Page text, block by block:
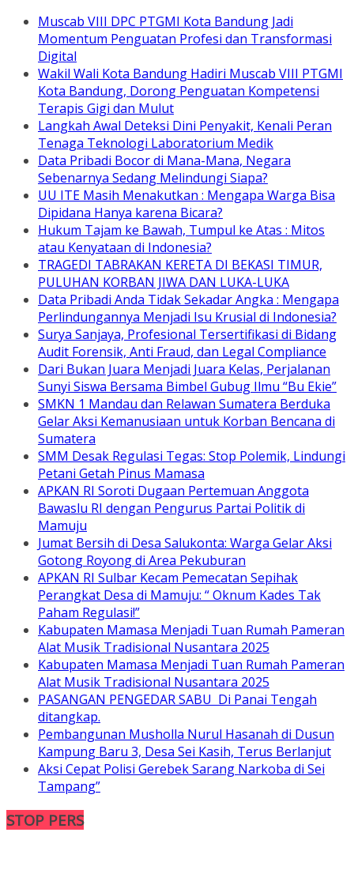
Muscab VIII DPC PTGMI Kota Bandung Jadi
Momentum Penguatan Profesi dan Transformasi
Digital
Wakil Wali Kota Bandung Hadiri Muscab VIII PTGMI
Kota Bandung, Dorong Penguatan Kompetensi
Terapis Gigi dan Mulut
Langkah Awal Deteksi Dini Penyakit, Kenali Peran
Tenaga Teknologi Laboratorium Medik
Data Pribadi Bocor di Mana-Mana, Negara
Sebenarnya Sedang Melindungi Siapa?
UU ITE Masih Menakutkan : Mengapa Warga Bisa
Dipidana Hanya karena Bicara?
Hukum Tajam ke Bawah, Tumpul ke Atas : Mitos
atau Kenyataan di Indonesia?
TRAGEDI TABRAKAN KERETA DI BEKASI TIMUR,
PULUHAN KORBAN JIWA DAN LUKA-LUKA
Data Pribadi Anda Tidak Sekadar Angka : Mengapa
Perlindungannya Menjadi Isu Krusial di Indonesia?
Surya Sanjaya, Profesional Tersertifikasi di Bidang
Audit Forensik, Anti Fraud, dan Legal Compliance
Dari Bukan Juara Menjadi Juara Kelas, Perjalanan
Sunyi Siswa Bersama Bimbel Gubug Ilmu “Bu Ekie”
SMKN 1 Mandau dan Relawan Sumatera Berduka
Gelar Aksi Kemanusiaan untuk Korban Bencana di
Sumatera
SMM Desak Regulasi Tegas: Stop Polemik, Lindungi
Petani Getah Pinus Mamasa
APKAN RI Soroti Dugaan Pertemuan Anggota
Bawaslu RI dengan Pengurus Partai Politik di
Mamuju
Jumat Bersih di Desa Salukonta: Warga Gelar Aksi
Gotong Royong di Area Pekuburan
APKAN RI Sulbar Kecam Pemecatan Sepihak
Perangkat Desa di Mamuju: “ Oknum Kades Tak
Paham Regulasi!”
Kabupaten Mamasa Menjadi Tuan Rumah Pameran
Alat Musik Tradisional Nusantara 2025
Kabupaten Mamasa Menjadi Tuan Rumah Pameran
Alat Musik Tradisional Nusantara 2025
PASANGAN PENGEDAR SABU Di Panai Tengah
ditangkap.
Pembangunan Musholla Nurul Hasanah di Dusun
Kampung Baru 3, Desa Sei Kasih, Terus Berlanjut
Aksi Cepat Polisi Gerebek Sarang Narkoba di Sei
Tampang”
STOP PERS